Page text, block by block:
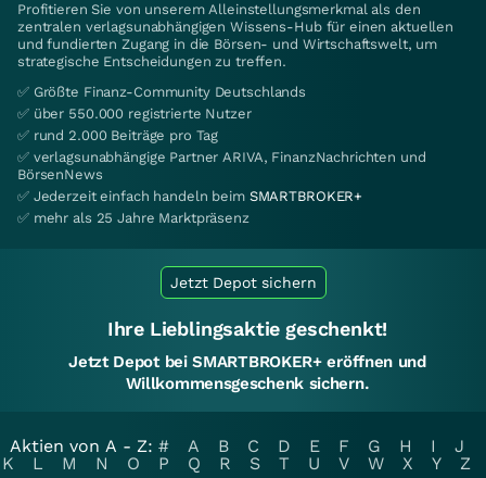
Profitieren Sie von unserem Alleinstellungsmerkmal als den
zentralen verlagsunabhängigen Wissens-Hub für einen aktuellen
und fundierten Zugang in die Börsen- und Wirtschaftswelt, um
strategische Entscheidungen zu treffen.
✅ Größte Finanz-Community Deutschlands
✅ über 550.000 registrierte Nutzer
✅ rund 2.000 Beiträge pro Tag
✅ verlagsunabhängige Partner ARIVA, FinanzNachrichten und
BörsenNews
✅ Jederzeit einfach handeln beim SMARTBROKER+
✅ mehr als 25 Jahre Marktpräsenz
Jetzt Depot sichern
Ihre Lieblingsaktie geschenkt!
Jetzt Depot bei SMARTBROKER+ eröffnen und
Willkommensgeschenk sichern.
Aktien von A - Z: # A B C D E F G H I
J
K
L M N O P Q R S T U V W X Y
Z